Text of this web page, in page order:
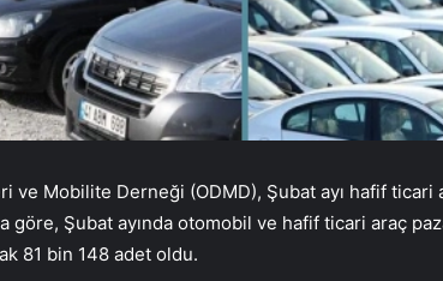
ve Mobilite Derneği (ODMD), Şubat ayı hafif ticari
göre, Şubat ayında otomobil ve hafif ticari araç
81 bin 148 adet oldu.